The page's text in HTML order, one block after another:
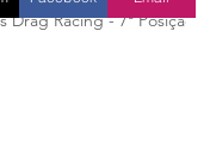
Drag Racing - 7º Posição